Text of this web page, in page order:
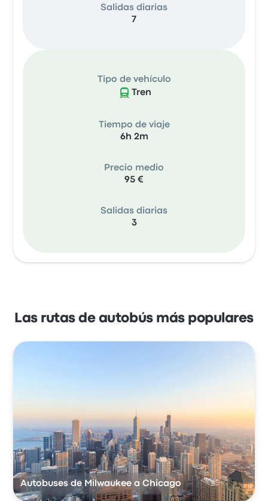
Salidas diarias
7
Tipo de vehículo
Tren
Tiempo de viaje
6h 2m
Precio medio
95 €
Salidas diarias
3
Las rutas de autobús más populares
Autobuses de Milwaukee a Chicago